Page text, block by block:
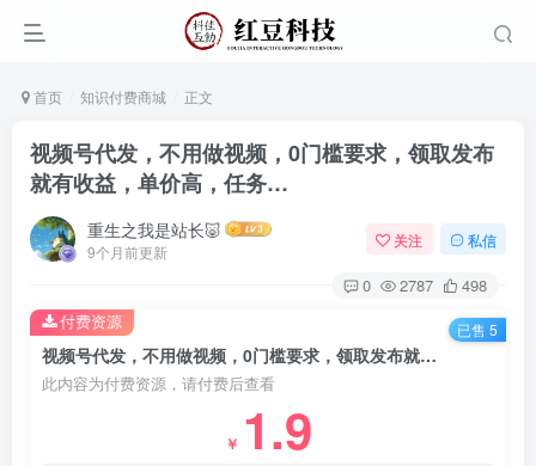
首页 知识付费商城 正文
视频号代发，不用做视频，0门槛要求，领取发布
就有收益，单价高，任务…
重生之我是站长🐷
9个月前更新
关注 私信
0 2787 498
视频号代发，不用做视频，0门槛要求，领取发布就有收益，单价高，任务…
此内容为付费资源，请付费后查看
￥ 1.9
付费资源 已售 5